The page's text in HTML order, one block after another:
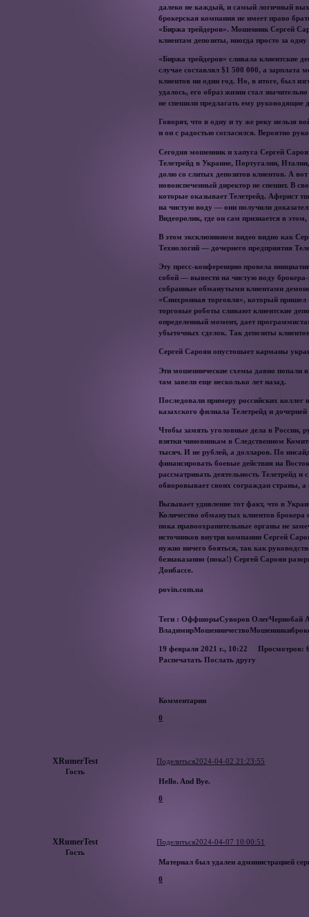
далеко не каждый, и самый логичный
брокерская компания не имеет право
«Биржа трейдеров». Мошенник Сергей
клиентам депозиты, иногда просто за
«Биржа трейдеров» сливала клиентские
случае составлял $1 500 000, а
клиентов ни один год. Но, в итоге, был
удалось, его образ жизни стал
не спешили предлагать ему руководящие
Говорят, что в одну и ту же реку нельзя
и он с радостью согласился. Вероятно
Сегодня мошенник и хапуга Сергей
Телетрейд в Украине, Португалии,
долю со слитых депозитов клиентов. А
новоиспеченный директор не спешит. В
которые оказывает Телетрейд. Аферист
на чистую воду — они получили
Видеоролик, где он сам признается в
В этом эксклюзивном видео видно как
Технологий — дочернего предприятия
Эту пресс-конференцию провела
собой — вывести на чистую воду
собранные обманутыми клиентами
«Синхронная торговля», который
торговые роботы сливают клиентские
определенный момент, дает
убыточных сделок. Так депозиты
Сергей Сароян опустошает карманы
Эти мошеннические схемы давно попали
там завели еще несколько лет назад.
Последовали примеру российских коллег
казахского филиала Телетрейд и
Чтобы замять уголовные дела в России,
взятки чиновникам в Следственном
тысяч. И не рублей, а долларов. По
финансировать боевые действия на
рассматривать деятельность Телетрейд
обворовывает своих сограждан страны,
Вызывает удивление тот факт, что в
Количество обманутых клиентов
пока правоохранительные органы не
источников внутри компании Сергей
нужно ничего бояться, так как
безнаказанно (пока!) Сергей Сароян
Донбассе.
povin.com.ua
Теги : ОффшорыСуворов ОлегЧернобай
19 февраля 2021 г., 10:22 Просмотров:
Распечатать Послать другу
Комментарии
0
Поделиться2024-04-02 21:23:55
XRumerTest
Гость
Hello. And Bye.
0
Поделиться2024-04-07 10:00:51
XRumerTest
Гость
Материал был удален администрацией
0